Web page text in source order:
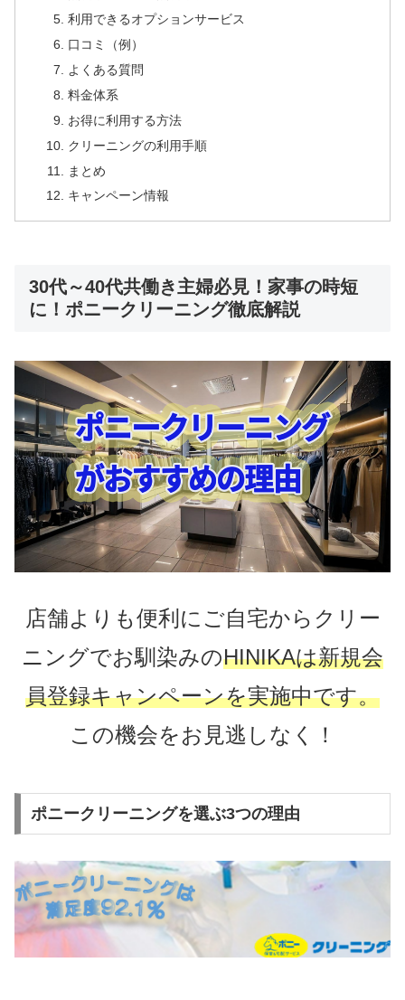
利用できるオプションサービス
口コミ（例）
よくある質問
料金体系
お得に利用する方法
クリーニングの利用手順
まとめ
キャンペーン情報
30代～40代共働き主婦必見！家事の時短
に！ポニークリーニング徹底解説
店舗よりも便利にご自宅からクリー
ニングでお馴染みのHINIKAは新規会
員登録キャンペーンを実施中です。
この機会をお見逃しなく！
ポニークリーニングを選ぶ3つの理由